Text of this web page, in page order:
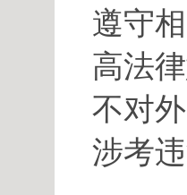
遵守
高法
不对
涉考